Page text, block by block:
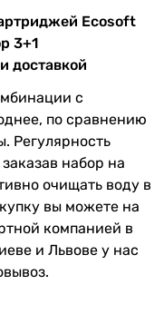
Ecosoft
3+1
доставкой
с
по сравнению
Регулярность
набор на
очищать воду в
вы можете на
компанией в
и Львове у нас